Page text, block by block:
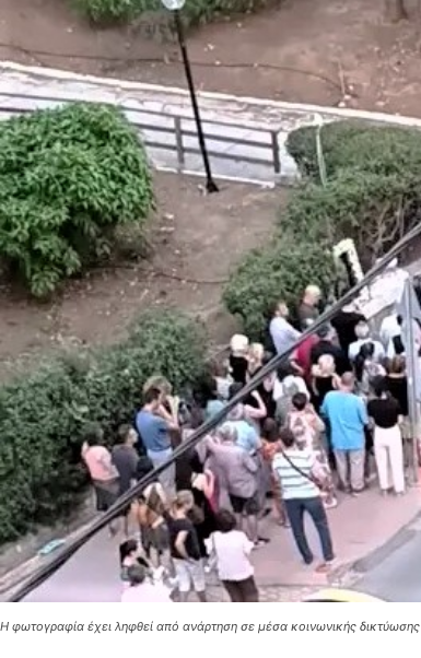
Η φωτογραφία έχει ληφθεί από ανάρτηση σε μέσα κοινωνικής δικτύωσης